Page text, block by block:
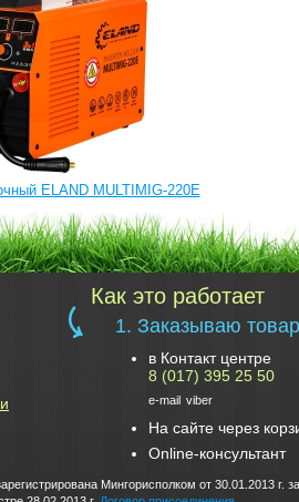
ELAND MULTIMIG-220E
Как это работает
1. Заказываю товар
в Контакт центре
8 (017) 395 25 50
e-mail viber
На сайте через
Online-консультант
Мингорисполком от 30.01.2013 г.